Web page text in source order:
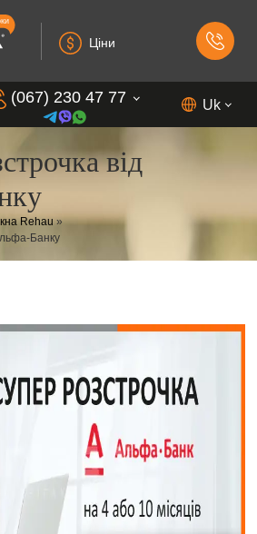
Ціни
(067) 230 47 77
(099) 230 73 37
(050) 230 7 337
(073) 230 7 337
Uk
від
Rehau»
Банку